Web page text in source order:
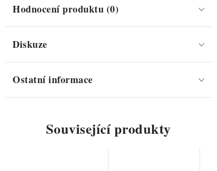
Hodnocení produktu (0)
Diskuze
Ostatní informace
Související produkty